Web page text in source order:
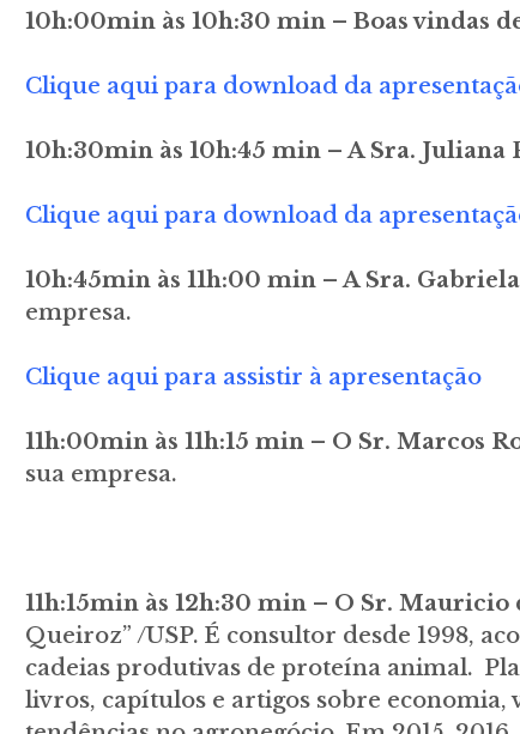
10h:00min às 10h:30 min – Boas vindas
Clique aqui para download da
10h:30min às 10h:45 min – A Sra.
Clique aqui para download da
10h:45min às 11h:00 min – A Sra.
empresa.
Clique aqui para assistir à apresentação
11h:00min às 11h:15 min – O Sr. Marcos
sua empresa.
11h:15min às 12h:30 min – O Sr.
Queiroz” /USP. É consultor desde 1998,
cadeias produtivas de proteína animal.
livros, capítulos e artigos sobre